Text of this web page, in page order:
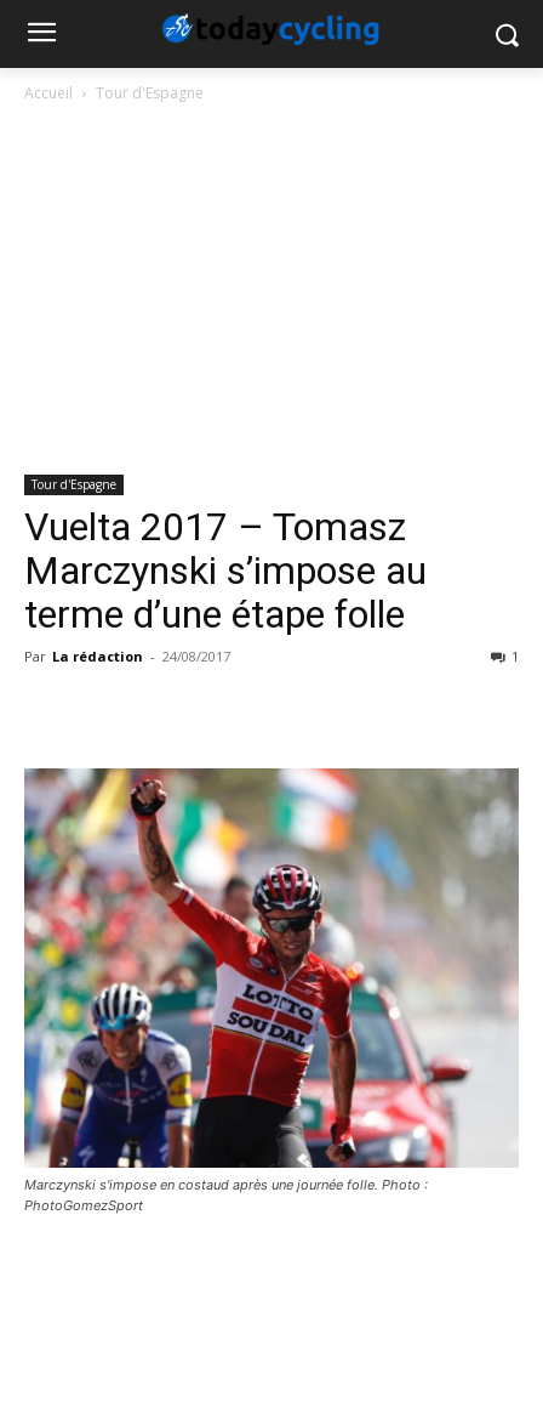
Accueil Tour d'Espagne
Tour d'Espagne
Vuelta 2017 – Tomasz
Marczynski s’impose au
terme d’une étape folle
Par La rédaction - 24/08/2017 1
Marczynski s'impose en costaud après une journée folle. Photo :
PhotoGomezSport